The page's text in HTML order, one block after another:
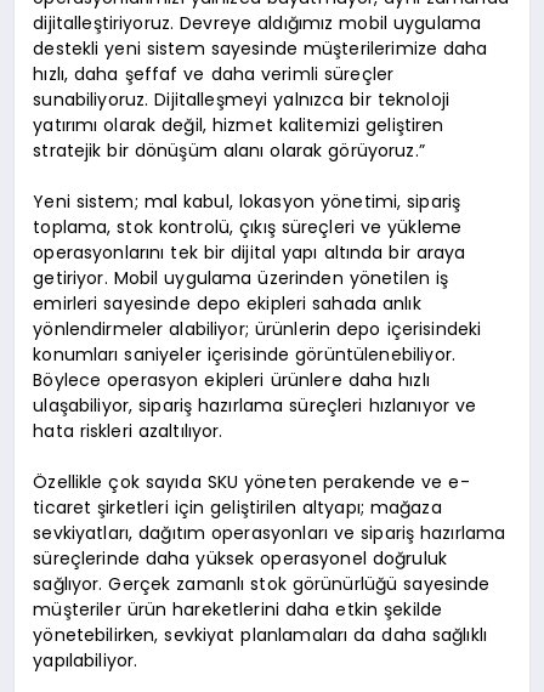
dijitalleştiriyoruz. Devreye aldığımız mobil uygulama
destekli yeni sistem sayesinde müşterilerimize daha
hızlı, daha şeffaf ve daha verimli süreçler
sunabiliyoruz. Dijitalleşmeyi yalnızca bir teknoloji
yatırımı olarak değil, hizmet kalitemizi geliştiren
stratejik bir dönüşüm alanı olarak görüyoruz.”
Yeni sistem; mal kabul, lokasyon yönetimi, sipariş
toplama, stok kontrolü, çıkış süreçleri ve yükleme
operasyonlarını tek bir dijital yapı altında bir araya
getiriyor. Mobil uygulama üzerinden yönetilen iş
emirleri sayesinde depo ekipleri sahada anlık
yönlendirmeler alabiliyor; ürünlerin depo içerisindeki
konumları saniyeler içerisinde görüntülenebiliyor.
Böylece operasyon ekipleri ürünlere daha hızlı
ulaşabiliyor, sipariş hazırlama süreçleri hızlanıyor ve
hata riskleri azaltılıyor.
Özellikle çok sayıda SKU yöneten perakende ve e-
ticaret şirketleri için geliştirilen altyapı; mağaza
sevkiyatları, dağıtım operasyonları ve sipariş hazırlama
süreçlerinde daha yüksek operasyonel doğruluk
sağlıyor. Gerçek zamanlı stok görünürlüğü sayesinde
müşteriler ürün hareketlerini daha etkin şekilde
yönetebilirken, sevkiyat planlamaları da daha sağlıklı
yapılabiliyor.